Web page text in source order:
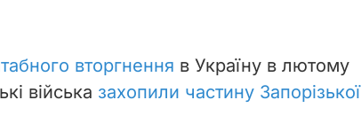
вторгнення в Україну в лютому
війська захопили частину Запорізької